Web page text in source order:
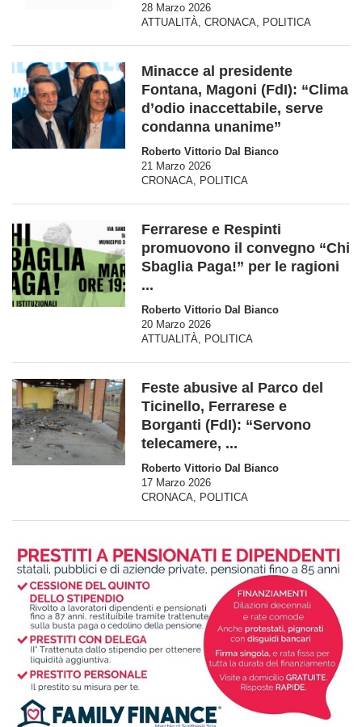
28 Marzo 2026
ATTUALITÀ CRONACA POLITICA
Minacce al presidente
Fontana, Magoni (FdI): “Clima
d’odio inaccettabile, serve
condanna unanime”
Roberto Vittorio Dal Bianco
21 Marzo 2026
CRONACA
POLITICA
Ferrarese e Respinti
promuovono il convegno “Chi
Sbaglia Paga!” per le ragioni
...
Roberto Vittorio Dal Bianco
20 Marzo 2026
ATTUALITÀ
POLITICA
Feste abusive al Parco del
Ticinello, Ferrarese e
Borganti (FdI): “Servono
telecamere, ...
Roberto Vittorio Dal Bianco
17 Marzo 2026
CRONACA
POLITICA